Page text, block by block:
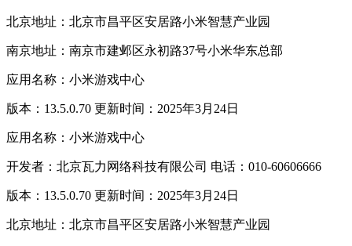
北京地址：北京市昌平区安居路小米智慧产业园
南京地址：南京市建邺区永初路37号小米华东总部
应用名称：小米游戏中心
版本：13.5.0.70 更新时间：2025年3月24日
应用名称：小米游戏中心
开发者：北京瓦力网络科技有限公司 电话：010-60606666
版本：13.5.0.70 更新时间：2025年3月24日
北京地址：北京市昌平区安居路小米智慧产业园